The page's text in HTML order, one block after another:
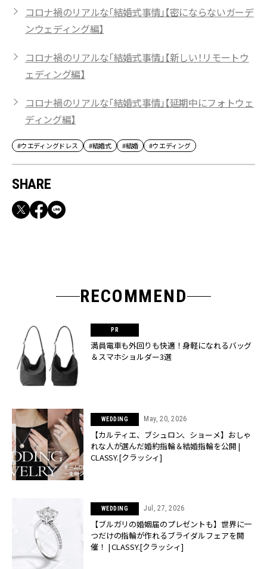
コロナ禍のリアルな「結婚式事情」【密にならないガーデ
ンウェディング編】
コロナ禍のリアルな「結婚式事情」【新しい！リモートウ
ェディング編】
コロナ禍のリアルな「結婚式事情」【延期中にフォトウェ
ディング編】
#ウエディングドレス #結婚式 #結婚 #ウエディング
SHARE
RECOMMEND
満員電車も外回りも快適！身軽になれるバッグ
＆スマホショルダー3選
WEDDING May, 20, 2026
【カルティエ、ブシュロン、ショーメ】おしゃ
れな人が選んだ婚約指輪＆結婚指輪を公開 |
CLASSY.[クラッシィ]
WEDDING Jul, 27, 2026
【ブルガリの婚姻届のプレゼントも】世界に一
つだけの指輪が作れるブライダルフェアを開
催！ | CLASSY.[クラッシィ]